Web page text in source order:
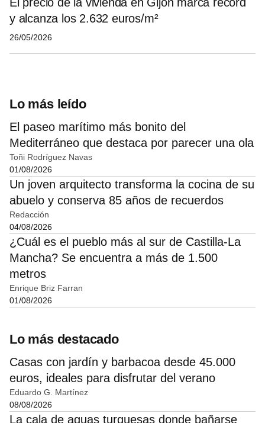
y alcanza los 2.632 euros/m²
26/05/2026
Lo más leído
El paseo marítimo más bonito del
Mediterráneo que destaca por parecer una ola
Toñi Rodríguez Navas
01/08/2026
Un joven arquitecto transforma la cocina de su
abuelo y conserva 85 años de recuerdos
Redacción
04/08/2026
¿Cuál es el pueblo más al sur de Castilla-La
Mancha? Se encuentra a más de 1.500
metros
Enrique Briz Farran
01/08/2026
Lo más destacado
Casas con jardín y barbacoa desde 45.000
euros, ideales para disfrutar del verano
Eduardo G. Martínez
08/08/2026
La cala de aguas turquesas donde bañarse